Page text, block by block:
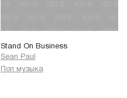
Stand On Business
Sean Paul
Поп музыка